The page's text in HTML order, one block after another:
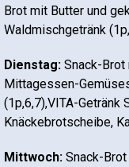
Brot mit Butter und
Waldmischgetränk
Dienstag: Snack-Brot
Mittagessen-
(1p,6,7),VITA-Getränk
Knäckebrotscheibe,
Mittwoch: Snack-